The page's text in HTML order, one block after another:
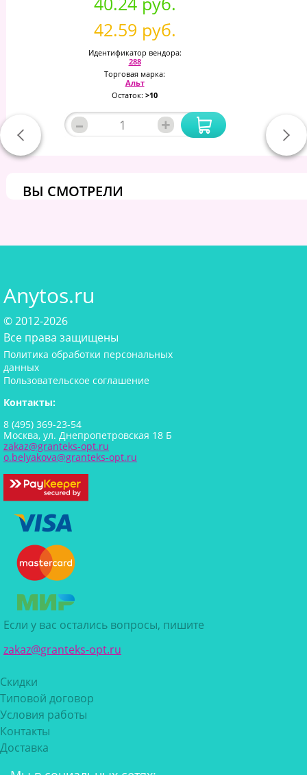
42.59 руб.
Идентификатор вендора:
288
Торговая марка:
Альт
Остаток: >10
– +
ВЫ СМОТРЕЛИ
Anytos.ru
© 2012-2026
Все права защищены
Политика обработки персональных
данных
Пользовательское соглашение
Контакты:
8 (495) 369-23-54
Москва, ул. Днепропетровская 18 Б
zakaz@granteks-opt.ru
o.belyakova@granteks-opt.ru
Если у вас остались вопросы, пишите
zakaz@granteks-opt.ru
Скидки
Типовой договор
Условия работы
Контакты
Доставка